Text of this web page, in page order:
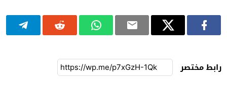
رابط مختصر